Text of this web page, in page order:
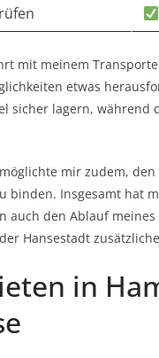
mit meinem
etwas
sicher lagern,
mir zudem,
binden. Insgesamt hat
auch den Ablauf
Hansestadt
in